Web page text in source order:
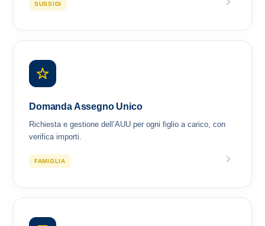
SUSSIDI
Domanda Assegno Unico
Richiesta e gestione dell’AUU per ogni figlio a carico, con
verifica importi.
FAMIGLIA